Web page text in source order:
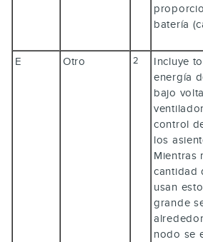
batería
E Otro 2
Incluye
energía
bajo
control
los
Mientras
cantidad
usan
grande
nodo se